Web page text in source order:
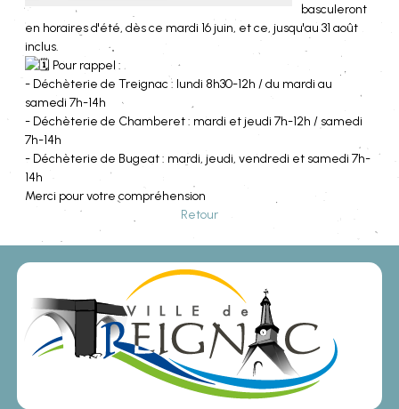
basculeront
en horaires d'été, dès ce mardi 16 juin, et ce, jusqu'au 31 août
inclus.
Pour rappel :
- Déchèterie de Treignac : lundi 8h30-12h / du mardi au
samedi 7h-14h
- Déchèterie de Chamberet : mardi et jeudi 7h-12h / samedi
7h-14h
- Déchèterie de Bugeat : mardi, jeudi, vendredi et samedi 7h-
14h
Merci pour votre compréhension
Retour